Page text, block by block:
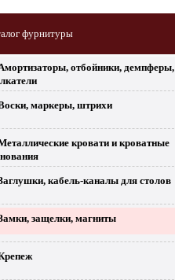
фурнитуры
отбойники, демпферы,
маркеры, штрихи
кровати и кроватные
кабель-каналы для столов
защелки, магниты